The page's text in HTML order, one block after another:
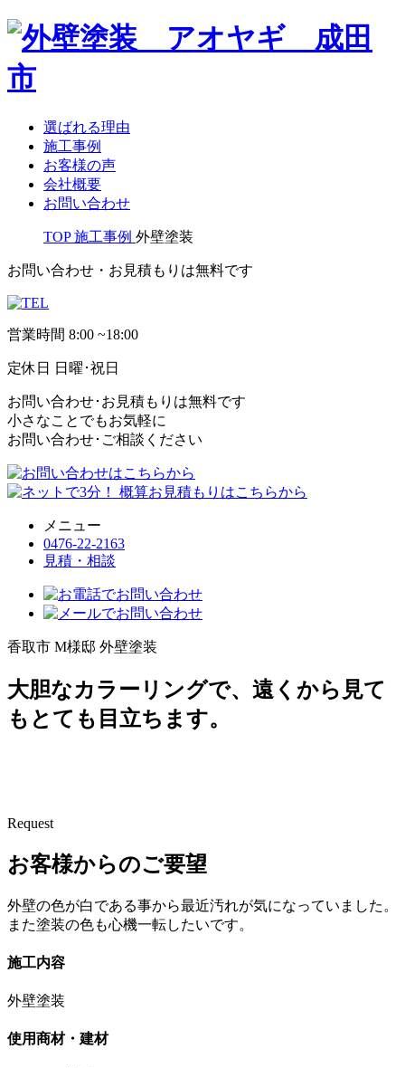
選ばれる理由
施工事例
お客様の声
会社概要
お問い合わせ
TOP 施工事例 外壁塗装
お問い合わせ・お見積もりは無料です
営業時間 8:00 ~18:00
定休日 日曜･祝日
お問い合わせ･お見積もりは無料です
小さなことでもお気軽に
お問い合わせ･ご相談ください
メニュー
0476-22-2163
見積・相談
香取市 M様邸 外壁塗装
大胆なカラーリングで、遠くから見て
もとても目立ちます。
Request
お客様からのご要望
外壁の色が白である事から最近汚れが気になっていました。
また塗装の色も心機一転したいです。
施工内容
外壁塗装
使用商材・建材